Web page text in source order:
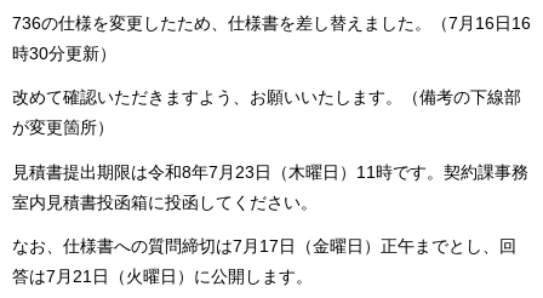
736の仕様を変更したため、仕様書を差し替えました。（7月16日16
時30分更新）
改めて確認いただきますよう、お願いいたします。（備考の下線部
が変更箇所）
見積書提出期限は令和8年7月23日（木曜日）11時です。契約課事務
室内見積書投函箱に投函してください。
なお、仕様書への質問締切は7月17日（金曜日）正午までとし、回
答は7月21日（火曜日）に公開します。